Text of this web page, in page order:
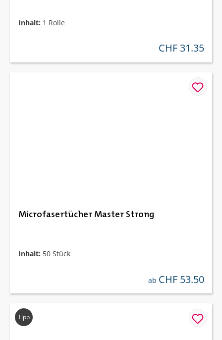
Inhalt: 1 Rolle
regulärer preis:
CHF 31.35
Microfasertücher Master Strong
Inhalt: 50 Stück
regulärer preis:
ab CHF 53.50
Tipp